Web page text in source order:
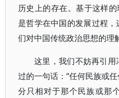
历史上的存在。基于这样
是哲学在中国的发展过程
们对中国传统政治思想的理
这里，我们不妨再引
过的一句话：“任何民族或
分只相对于那个民族或那